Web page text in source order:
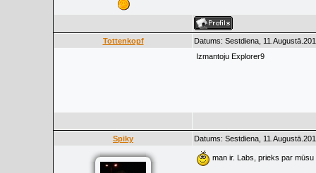
Tottenkopf
Datums: Sestdiena,
Izmantoju Explorer9
Spiky Datums: Sestdiena,
man ir. Labs, prieks par mūsu